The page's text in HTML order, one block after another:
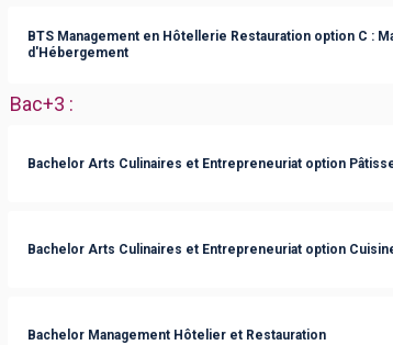
BTS Management en Hôtellerie Restauration option C :
d'Hébergement
Bac+3 :
Bachelor Arts Culinaires et Entrepreneuriat option
Bachelor Arts Culinaires et Entrepreneuriat option
Bachelor Management Hôtelier et Restauration